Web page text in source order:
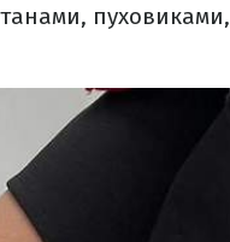
пуховиками,